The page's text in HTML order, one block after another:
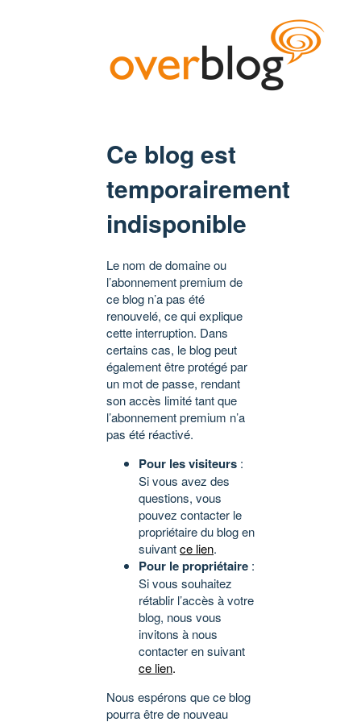
Ce blog est
temporairement
indisponible
Le nom de domaine ou
l’abonnement premium de
ce blog n’a pas été
renouvelé, ce qui explique
cette interruption. Dans
certains cas, le blog peut
également être protégé par
un mot de passe, rendant
son accès limité tant que
l’abonnement premium n’a
pas été réactivé.
Pour les visiteurs :
Si vous avez des
questions, vous
pouvez contacter le
propriétaire du blog en
suivantce lien.
Pour le propriétaire :
Si vous souhaitez
rétablir l’accès à votre
blog, nous vous
invitons à nous
contacter en suivant
ce lien.
Nous espérons que ce blog
pourra être de nouveau